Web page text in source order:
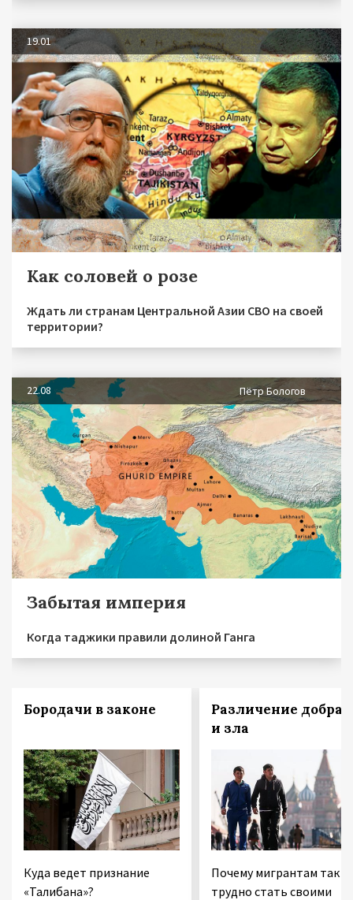
19.01
Как соловей о розе
Ждать ли странам Центральной Азии СВО на своей
территории?
22.08 Пётр Бологов
Забытая империя
Когда таджики правили долиной Ганга
Бородачи в законе
Куда ведет признание
«Талибана»?
Различение добра
и зла
Почему мигрантам так
трудно стать своими